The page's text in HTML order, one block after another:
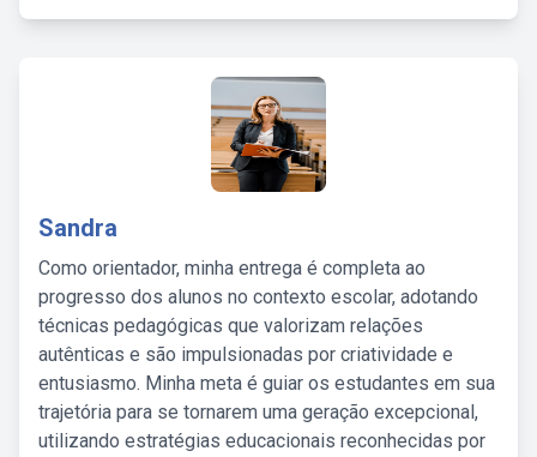
Sandra
Como orientador, minha entrega é completa ao
progresso dos alunos no contexto escolar, adotando
técnicas pedagógicas que valorizam relações
autênticas e são impulsionadas por criatividade e
entusiasmo. Minha meta é guiar os estudantes em sua
trajetória para se tornarem uma geração excepcional,
utilizando estratégias educacionais reconhecidas por